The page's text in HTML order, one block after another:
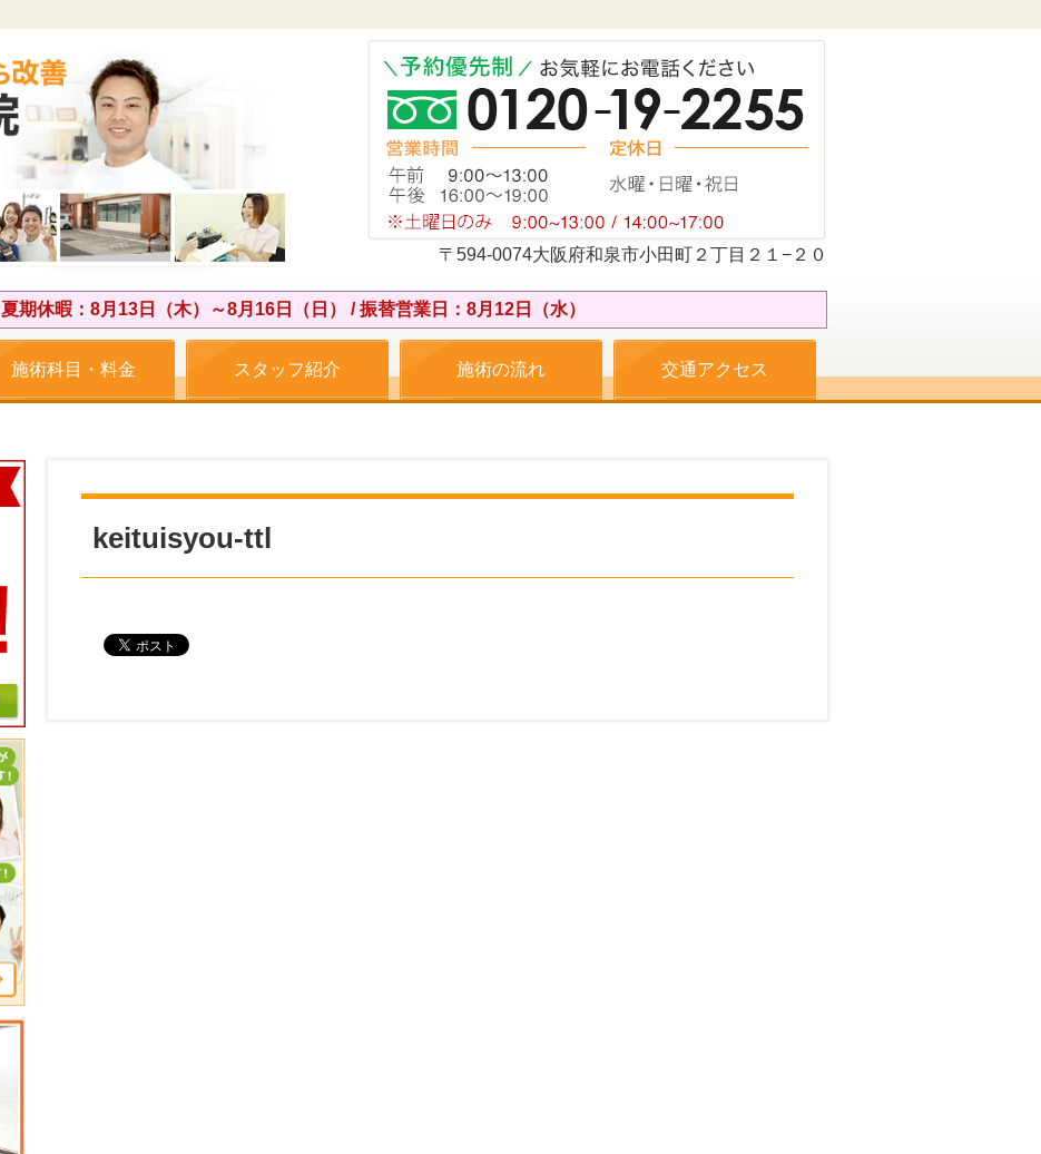
〒594-0074大阪府和泉市小田町２丁目２１−２０
夏期休暇：8月13日（木）～8月16日（日） / 振替営業日：8月12日（水）
施術科目・料金 スタッフ紹介 施術の流れ 交通アクセス
keituisyou-ttl